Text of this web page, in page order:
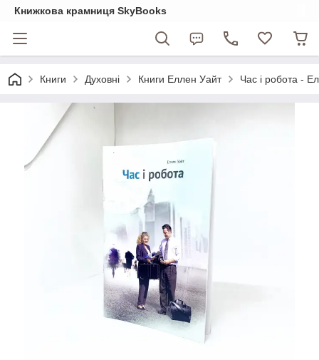
Книжкова крамниця SkyBooks
Книги Духовні Книги Еллен Уайт Час і робота -